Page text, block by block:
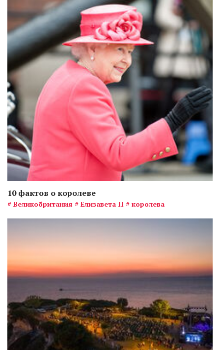
10 фактов о королеве
# Великобритания # Елизавета II # королева